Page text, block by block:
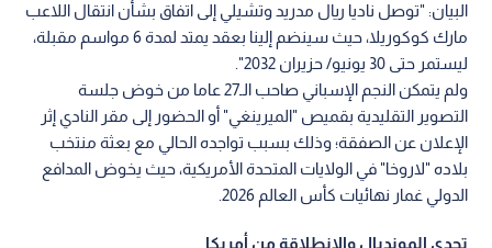
البيان: "توصل ناديا ريال مدريد وتشيلي إلى اتفاق بشأن انتقال اللاعب
مارك كوكوريلا​، حيث سينضم إلينا بعقد يمتد لمدة 6 مواسم مقبلة،
ليستمر حتى 30 يونيو/ حزيران 2032".
ولم يتمكن النجم الإسباني صاحب الـ27 عاما من خوض جلسة
التصوير التقليدية بقميص "الميرينغي" أو الحضور إلى مقر النادي إثر
الإعلان عن الصفقة؛ وذلك بسبب تواجده الحالي مع بعثة منتخب
بلاده "لاروخا" في الولايات المتحدة الأمريكية، حيث يخوض المدافع
الدولي غمار نهائيات كأس العالم 2026.
تحدي المونديال والانطلاقة من أمريكا